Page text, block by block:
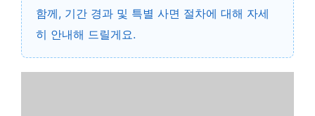
함께, 기간 경과 및 특별 사면 절차에 대해 자세
히 안내해 드릴게요.